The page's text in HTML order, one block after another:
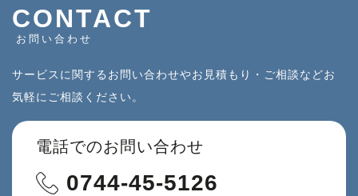
CONTACT
お問い合わせ
サービスに関するお問い合わせやお見積もり・ご相談などお
気軽にご相談ください。
電話でのお問い合わせ
0744-45-5126